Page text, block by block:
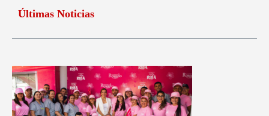
Últimas Noticias